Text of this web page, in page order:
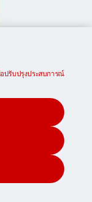
ปรับปรุงประสบการณ์